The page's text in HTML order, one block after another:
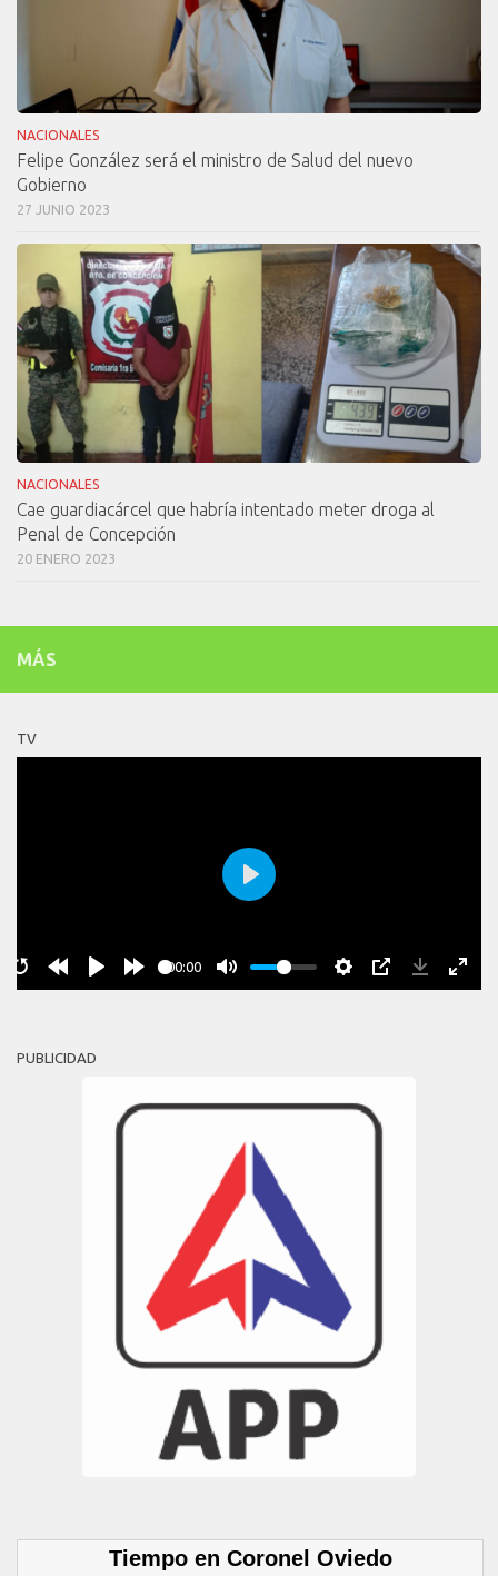
NACIONALES
Felipe González será el ministro de Salud del nuevo
Gobierno
27 JUNIO 2023
NACIONALES
Cae guardiacárcel que habría intentado meter droga al
Penal de Concepción
20 ENERO 2023
MÁS
TV
00:00
Play
PUBLICIDAD
Tiempo en Coronel Oviedo